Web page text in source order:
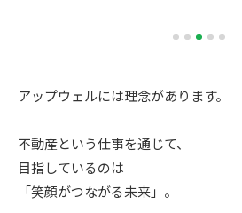
アップウェルには理念があります。
不動産という仕事を通じて、
目指しているのは
「笑顔がつながる未来」。